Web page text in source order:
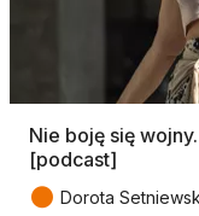
Nie boję się
[podcast]
● Dorota